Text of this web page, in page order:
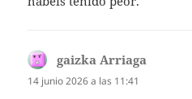
gaizka Arriaga
14 junio 2026 a las 11:41